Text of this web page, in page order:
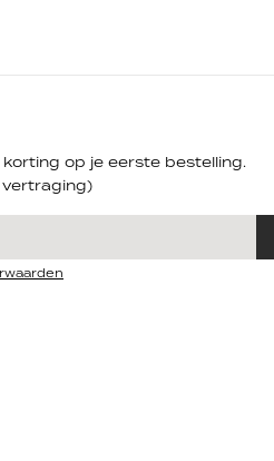
op je eerste bestelling.